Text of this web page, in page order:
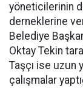
yöneticilerinin
derneklerine
Belediye
Oktay Tekin
Taşçı ise uzun
çalışmalar